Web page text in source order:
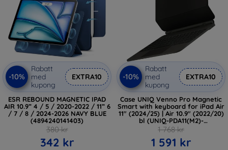
-10%
Rabatt
med
kupong
EXTRA10
ESR REBOUND MAGNETIC IPAD
AIR 10.9” 4 / 5 / 2020-2022 / 11” 6
/ 7 / 8 / 2024-2026 NAVY BLUE
(4894240141403)
380 kr
342 kr
-10%
Rabatt
med
kupong
EXTRA10
Case UNIQ Venno Pro Magnetic
Smart with keyboard for iPad Air
11" (2024/25) | Air 10.9" (2022/20)
bl (UNIQ-PDA11(M2)-
VENPROGBLK)
1 768 kr
1 591 kr